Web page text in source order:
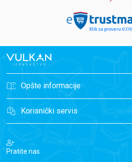
Opšte informacije
Korisnički servis
Pratite nas